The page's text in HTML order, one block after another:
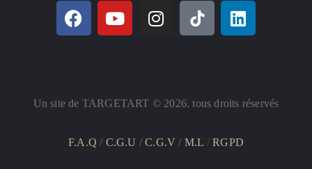
Un site de TARGETART © 2026. tous droits réservés
F.A.Q / C.G.U /C.G.V/ M.L /RGPD